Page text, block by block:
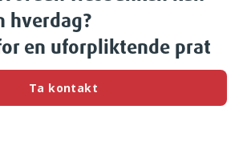
hverdag?
en uforpliktende prat
Ta kontakt